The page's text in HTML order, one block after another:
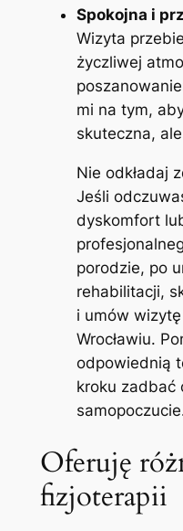
Spokojna i
Wizyta
życzliwej
mi na tym,
skuteczna,
Nie odkładaj
Jeśli
dyskomfort
porodzie, po
rehabilitacji,
i umów
Wrocławiu.
odpowiednią
kroku zadbać
Oferuję
fizjoterapii